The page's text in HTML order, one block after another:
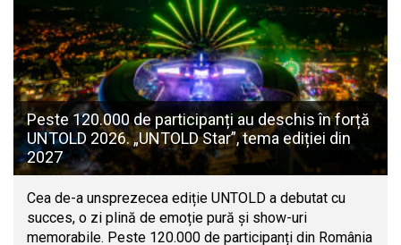
Peste 120.000 de participanți au deschis în forță
UNTOLD 2026. „UNTOLD Star”, tema ediției din
2027
Cea de-a unsprezecea ediție UNTOLD a debutat cu
succes, o zi plină de emoție pură și show-uri
memorabile. Peste 120.000 de participanți din România